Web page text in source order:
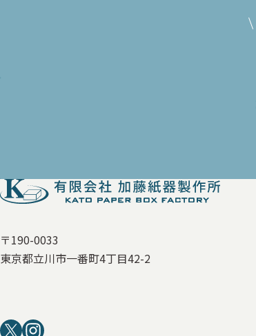
〒190-0033
東京都立川市一番町4丁目42-2